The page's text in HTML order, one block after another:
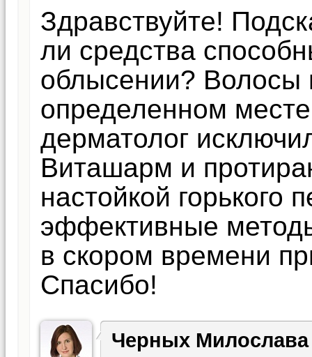
Здравствуйте!
ли средства
облысении?
определенном
дерматолог
Виташарм и
настойкой горького
эффективные
в скором времени
Спасибо!
Черных Милослава